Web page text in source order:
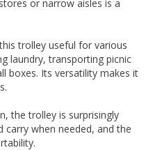
or narrow aisles is a
trolley useful for various
laundry, transporting picnic
boxes. Its versatility makes it
the trolley is surprisingly
carry when needed, and the